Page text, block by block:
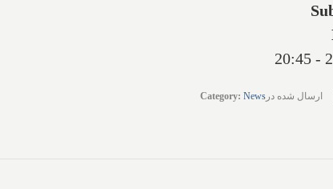
ارسال شده در Category: News